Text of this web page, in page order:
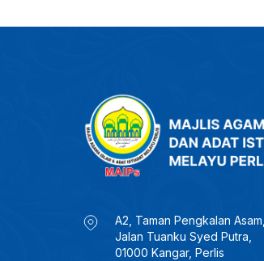
A2, Taman Pengkalan Asam,
Jalan Tuanku Syed Putra,
01000 Kangar, Perlis